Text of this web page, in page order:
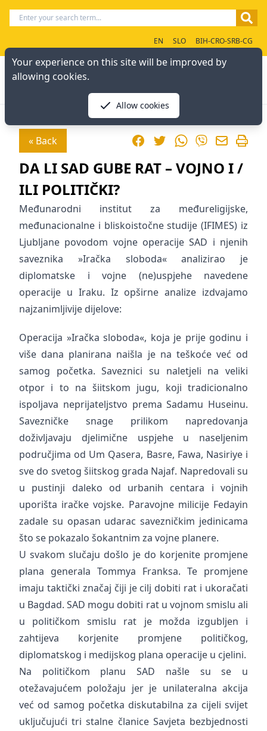
EN SLO BIH-CRO-SRB-CG
« Back FacebookTwitterWhatsApp
Viber
DA LI SAD GUBE RAT – VOJNO I /
ILI POLITIČKI?
Međunarodni institut za međureligijske,
međunacionalne i bliskoistočne studije (IFIMES) iz
Ljubljane povodom vojne operacije SAD i njenih
saveznika »Iračka sloboda« analizirao je
diplomatske i vojne (ne)uspjehe navedene
operacije u Iraku. Iz opširne analize izdvajamo
najzanimljivije dijelove:
Operacija »Iračka sloboda«, koja je prije godinu i
više dana planirana naišla je na teškoće već od
samog početka. Saveznici su naletjeli na veliki
otpor i to na šiitskom jugu, koji tradicionalno
ispoljava neprijateljstvo prema Sadamu Huseinu.
Savezničke snage prilikom napredovanja
doživljavaju djelimične uspjehe u naseljenim
područjima od Um Qasera, Basre, Fawa, Nasiriye i
sve do svetog šiitskog grada Najaf. Napredovali su
u pustinji daleko od urbanih centara i vojnih
uporišta iračke vojske. Paravojne milicije Fedayin
zadale su opasan udarac savezničkim jedinicama
što se pokazalo šokantnim za vojne planere.
U svakom slučaju došlo je do korjenite promjene
plana generala Tommya Franksa. Te promjene
imaju taktički značaj čiji je cilj dobiti rat i ukoračati
u Bagdad. SAD mogu dobiti rat u vojnom smislu ali
u političkom smislu rat je možda izgubljen i
zahtijeva korjenite promjene političkog,
diplomatskog i medijskog plana operacije u cjelini.
Na političkom planu SAD našle su se u
otežavajućem položaju jer je unilateralna akcija
već od samog početka diskutabilna za cijeli svijet
uključujući tri stalne članice Savjeta bezbjednosti
Your experience on this site will be improved by
allowing cookies.
Allow cookies